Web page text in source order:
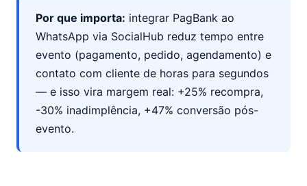
Por que importa: integrar PagBank ao
WhatsApp via SocialHub reduz tempo entre
evento (pagamento, pedido, agendamento) e
contato com cliente de horas para segundos
— e isso vira margem real: +25% recompra,
-30% inadimplência, +47% conversão pós-
evento.